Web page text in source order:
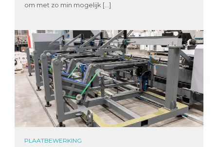
om met zo min mogelijk […]
PLAATBEWERKING